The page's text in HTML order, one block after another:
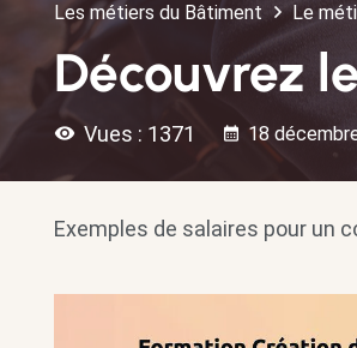
Les métiers du Bâtiment Le
Découvrez
visibility Vues : 1371 calendar_month 18
Exemples de salaires pour un